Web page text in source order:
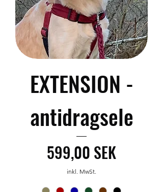
EXTENSION -
antidragsele
Preis
599,00 SEK
inkl. MwSt.